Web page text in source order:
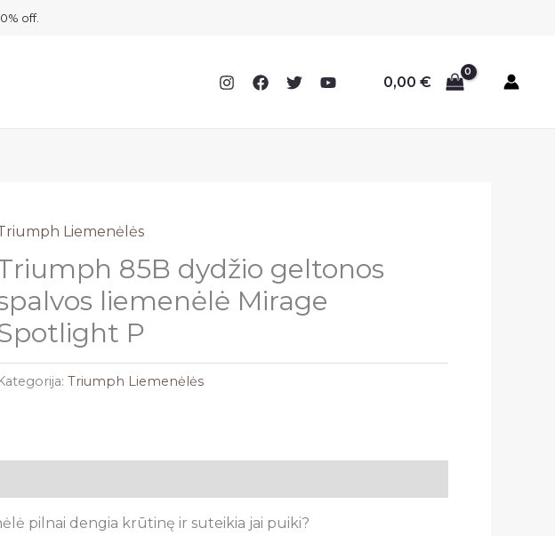
off.
0,00 €
Liemenėlės
85B dydžio geltonos
liemenėlė Mirage
P
Triumph Liemenėlės
pilnai dengia krūtinę ir suteikia jai puiki?